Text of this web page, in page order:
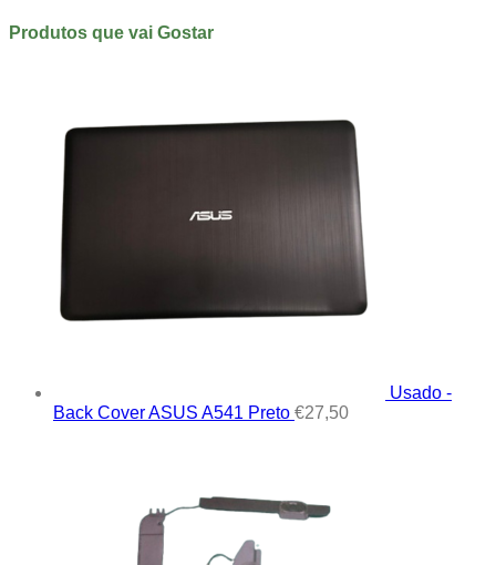
Produtos que vai Gostar
Usado -
Back Cover ASUS A541 Preto €27,50